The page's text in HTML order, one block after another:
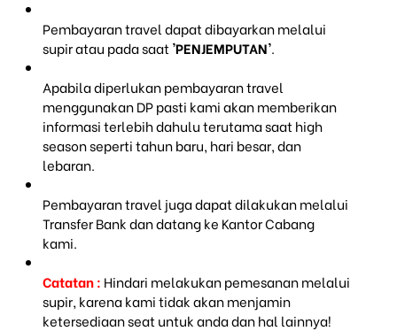
Pembayaran travel dapat dibayarkan melalui
supir atau pada saat'PENJEMPUTAN'.
Apabila diperlukan pembayaran travel
menggunakan DP pasti kami akan memberikan
informasi terlebih dahulu terutama saat high
season seperti tahun baru, hari besar, dan
lebaran.
Pembayaran travel juga dapat dilakukan melalui
Transfer Bank dan datang ke Kantor Cabang
kami.
Catatan : Hindari melakukan pemesanan melalui
supir, karena kami tidak akan menjamin
ketersediaan seat untuk anda dan hal lainnya!